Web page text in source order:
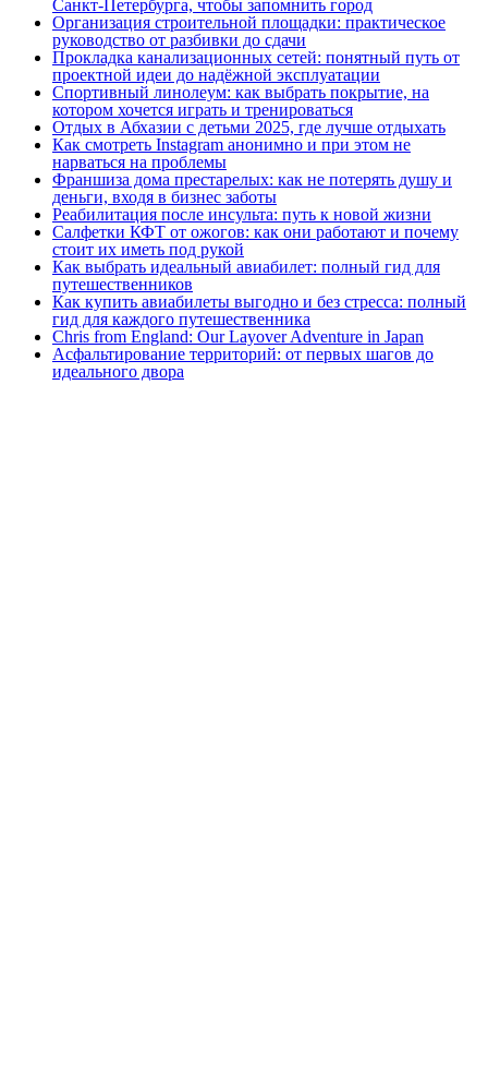
Санкт‑Петербурга, чтобы запомнить город
Организация строительной площадки: практическое
руководство от разбивки до сдачи
Прокладка канализационных сетей: понятный путь от
проектной идеи до надёжной эксплуатации
Спортивный линолеум: как выбрать покрытие, на
котором хочется играть и тренироваться
Отдых в Абхазии с детьми 2025, где лучше отдыхать
Как смотреть Instagram анонимно и при этом не
нарваться на проблемы
Франшиза дома престарелых: как не потерять душу и
деньги, входя в бизнес заботы
Реабилитация после инсульта: путь к новой жизни
Салфетки КФТ от ожогов: как они работают и почему
стоит их иметь под рукой
Как выбрать идеальный авиабилет: полный гид для
путешественников
Как купить авиабилеты выгодно и без стресса: полный
гид для каждого путешественника
Chris from England: Our Layover Adventure in Japan
Асфальтирование территорий: от первых шагов до
идеального двора